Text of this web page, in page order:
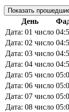
Показать
День
Дата: 01 число
Дата: 02 число
Дата: 03 число
Дата: 04 число
Дата: 05 число
Дата: 06 число
Дата: 07 число
Дата: 08 число